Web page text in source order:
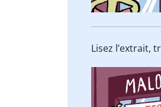
Lisez l’extrait,